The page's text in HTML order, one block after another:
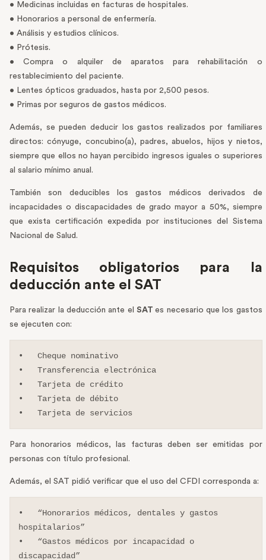
• Medicinas incluidas en facturas de hospitales.
• Honorarios a personal de enfermería.
• Análisis y estudios clínicos.
• Prótesis.
• Compra o alquiler de aparatos para rehabilitación o
restablecimiento del paciente.
• Lentes ópticos graduados, hasta por 2,500 pesos.
• Primas por seguros de gastos médicos.
Además, se pueden deducir los gastos realizados por familiares
directos: cónyuge, concubino(a), padres, abuelos, hijos y nietos,
siempre que ellos no hayan percibido ingresos iguales o superiores
al salario mínimo anual.
También son deducibles los gastos médicos derivados de
incapacidades o discapacidades de grado mayor a 50%, siempre
que exista certificación expedida por instituciones del Sistema
Nacional de Salud.
Requisitos obligatorios para la
deducción ante el SAT
Para realizar la deducción ante el SATes necesario que los gastos
se ejecuten con:
•   Cheque nominativo
•   Transferencia electrónica
•   Tarjeta de crédito
•   Tarjeta de débito
•   Tarjeta de servicios
Para honorarios médicos, las facturas deben ser emitidas por
personas con título profesional.
Además, el SAT pidió verificar que el uso del CFDI corresponda a:
•   “Honorarios médicos, dentales y gastos
hospitalarios”
•   “Gastos médicos por incapacidad o
discapacidad”